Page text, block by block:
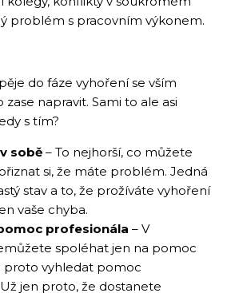
problém s pracovním výkonem.
do fáze vyhoření se vším
zase napravit. Sami to ale asi
s tím?
sobě – To nejhorší, co můžete
si, že máte problém. Jedná
stav a to, že prožíváte vyhoření
vaše chyba.
profesionála – V
spoléhat jen na pomoc
proto vyhledat pomoc
jen proto, že dostanete